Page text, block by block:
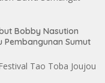
Bobby Nasution
Pembangunan Sumut